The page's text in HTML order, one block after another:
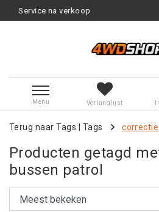
na verkoop
Menu Verlanglijst
Terug naar Tags Tags correctie
Producten getagd
bussen patrol